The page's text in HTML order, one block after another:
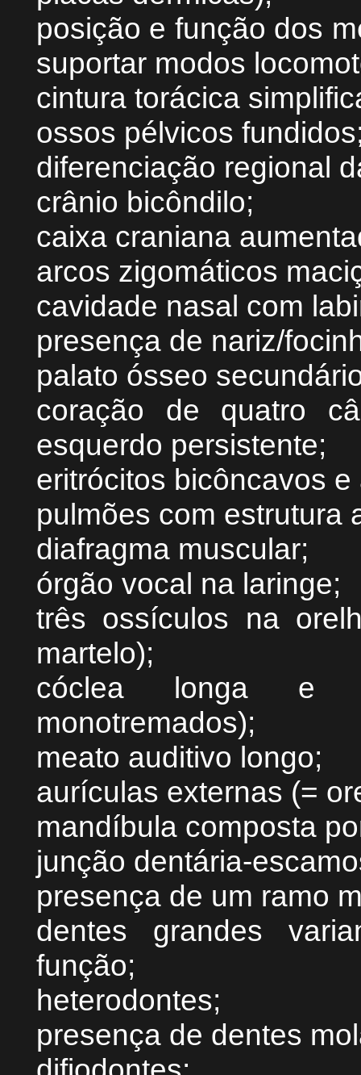
posição e função dos
suportar modos
cintura torácica
ossos pélvicos
diferenciação regional
crânio bicôndilo;
caixa craniana
arcos zigomáticos
cavidade nasal com
presença de nariz/
palato ósseo
coração de quatro
esquerdo persistente;
eritrócitos bicôncavos
pulmões com estrutura
diafragma muscular;
órgão vocal na laringe;
três ossículos na
martelo);
cóclea longa e
monotremados);
meato auditivo longo;
aurículas externas (=
mandíbula composta
junção dentária-
presença de um ramo
dentes grandes
função;
heterodontes;
presença de dentes